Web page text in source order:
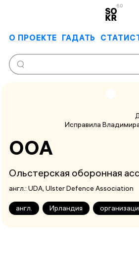
6.0
О ПРОЕКТЕ ГАДАТЬ
Исправила
ООА
Ольстерская оборонная
англ.: UDA, Ulster Defence Association
англ. Ирландия